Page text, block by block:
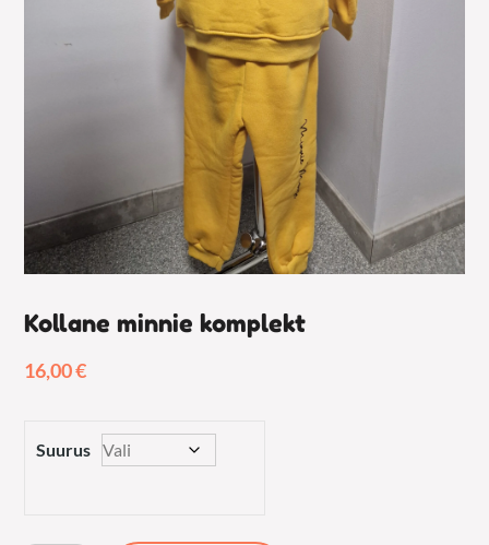
Kollane minnie komplekt
16,00€
Suurus